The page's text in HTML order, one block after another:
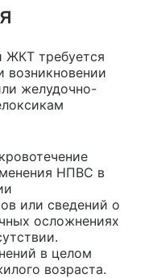
ЖКТ требуется
возникновении
желудочно-
НПВС в
или сведений о
осложнениях
в целом
возраста.